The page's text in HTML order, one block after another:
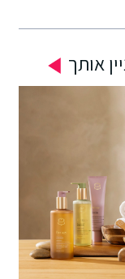
אותך